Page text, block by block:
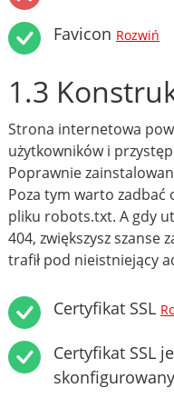
Favicon Rozwiń
1.3
Strona internetowa
użytkowników i
Poprawnie
Poza tym warto
pliku robots.txt. A gdy
404, zwiększysz szanse
trafił pod nieistniejący
Certyfikat SSL
Certyfikat SSL
skonfigurowany